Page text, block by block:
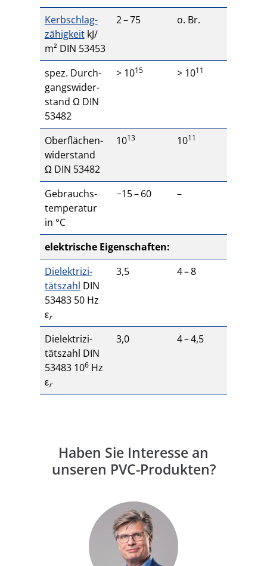
Kerb­schlag­
zä­hig­keitkJ/​
m² DIN 53453
2–75 o. Br.
spez. Durch­
gangs­wi­der­
stand Ω DIN
53482
> 1015 > 1011
Ober­flä­chen­
wi­der­stand
Ω DIN 53482
1013 1011
Gebrauchs­
tem­pe­ra­tur
in °C
−15–60 –
elek­tri­sche Eigen­schaf­ten:
Dielek­tri­zi­
täts­zahl DIN
53483 50Hz
εr
3,5 4–8
Dielek­tri­zi­
täts­zahl DIN
53483 106Hz
εr
3,0 4–4,5
Haben Sie Interesse an
unseren PVC-Produkten?